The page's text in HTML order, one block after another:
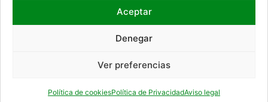
Aceptar
Denegar
Ver preferencias
Política de cookiesPolítica de PrivacidadAviso legal
REDES SOCIALES
S.A., S.M.E. (ENRESA).
MAPA DEL SITIO ACCESIBILIDAD
POLÍTICA DE COOKIES (UE)HTMLCSS